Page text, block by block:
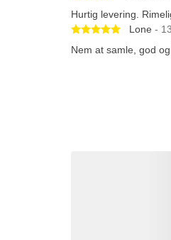
Hurtig levering.
Betygsatt 5
Lone -
Nem at samle, god